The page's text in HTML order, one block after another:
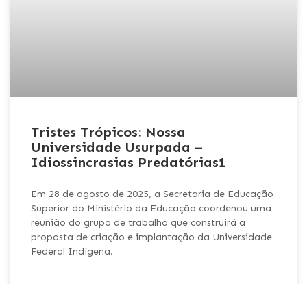
Tristes Trópicos: Nossa
Universidade Usurpada –
Idiossincrasias Predatórias1
Em 28 de agosto de 2025, a Secretaria de Educação
Superior do Ministério da Educação coordenou uma
reunião do grupo de trabalho que construirá a
proposta de criação e implantação da Universidade
Federal Indígena.